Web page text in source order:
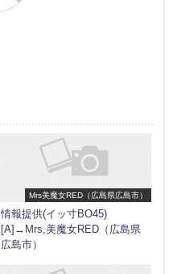
Mrs美魔女RED（広島県広島市）
情報提供(イッ寸BO45)
[A]→Mrs,美魔女RED（広島県
広島市）